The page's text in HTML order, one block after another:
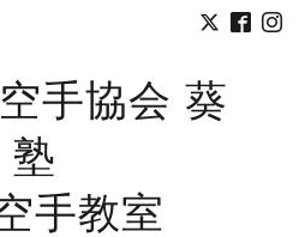
手協会 葵
塾
手教室